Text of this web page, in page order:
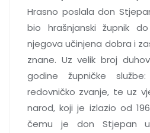
Hrasno poslala don
bio hrašnjanski župnik
njegova učinjena dobra i
znane. Uz velik broj
godine župničke
redovničko zvanje, te uz
narod, koji je izlazio od
čemu je don Stjepan